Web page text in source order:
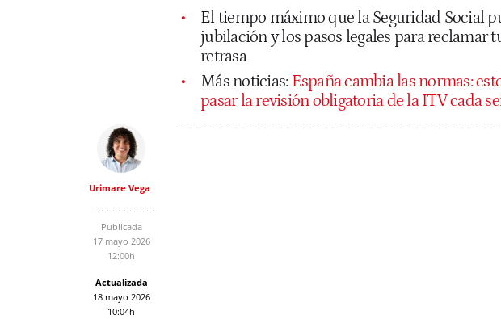
El tiempo máximo que la Seguridad Social
jubilación y los pasos legales para reclamar
retrasa
Más noticias: España cambia las normas:
pasar la revisión obligatoria de la ITV cada
Urimare Vega
Publicada
17 mayo 2026
12:00h
Actualizada
18 mayo 2026
10:04h